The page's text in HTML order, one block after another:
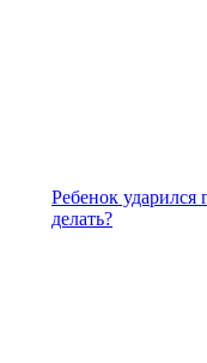
Ребенок ударился
делать?